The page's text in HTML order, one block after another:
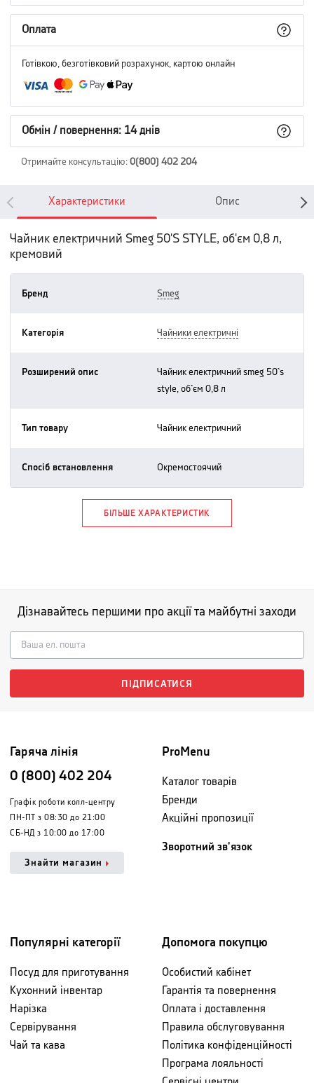
Оплата
Готівкою, безготівковий розрахунок, картою онлайн
Обмін / повернення: 14 днів
Отримайте консультацію: 0(800) 402 204
Характеристики Опис
Чайник електричний Smeg 50'S STYLE, об'єм 0,8 л,
кремовий
Бренд smeg
Категорія чайники електричні
Розширений опис
чайник електричний smeg 50`s
style, об`єм 0,8 л
Тип товару чайник електричний
Спосіб встановлення окремостоячий
БІЛЬШЕ ХАРАКТЕРИСТИК
Дізнавайтесь першими про акції та майбутні заходи
ПІДПИСАТИСЯ
Гаряча лінія
0 (800) 402 204
Графік роботи колл-центру
ПН-ПТ з 08:30 до 21:00
СБ-НД з 10:00 до 17:00
Знайти магазин
ProMenu
Каталог товарів
Бренди
Акційні пропозиції
Зворотний зв'язок
Популярні категорії
Посуд для приготування
Кухонний інвентар
Нарізка
Сервірування
Чай та кава
Допомога покупцю
Особистий кабінет
Гарантія та повернення
Оплата і доставлення
Правила обслуговування
Політика конфіденційності
Програма лояльності